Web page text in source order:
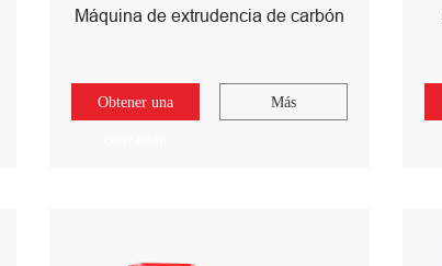
Máquina de extrudencia de carbón
Obtener una Más